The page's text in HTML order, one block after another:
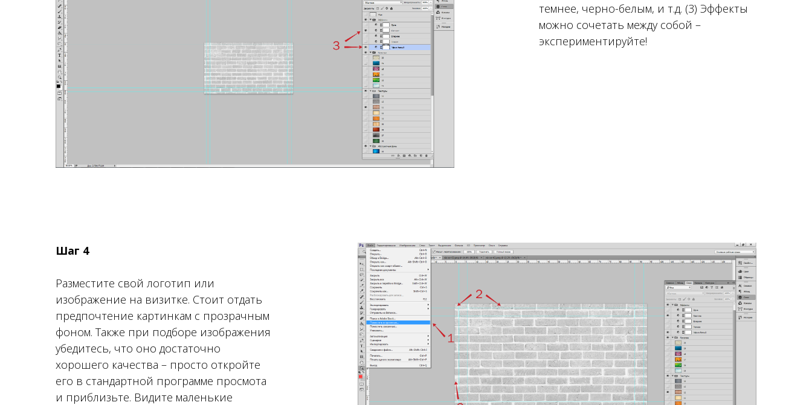
темнее, черно-белым, и т.д. (3) Эффекты
можно сочетать между собой –
экспериментируйте!
Шаг 4
Разместите свой логотип или
изображение на визитке. Стоит отдать
предпочтение картинкам с прозрачным
фоном. Также при подборе изображения
убедитесь, что оно достаточно
хорошего качества – просто откройте
его в стандартной программе просмота
и приблизьте. Видите маленькие